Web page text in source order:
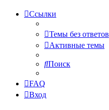
Ссылки
Темы без ответов
Активные темы
Поиск
FAQ
Вход